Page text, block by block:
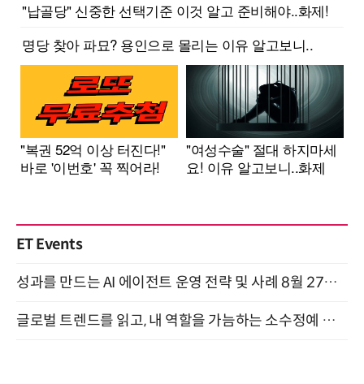
ET Events
성과를 만드는 AI 에이전트 운영 전략 및 사례 8월 27일 개최
글로벌 트렌드를 읽고, 내 역할을 가늠하는 소수정예 실습 워크숍 (8/28)